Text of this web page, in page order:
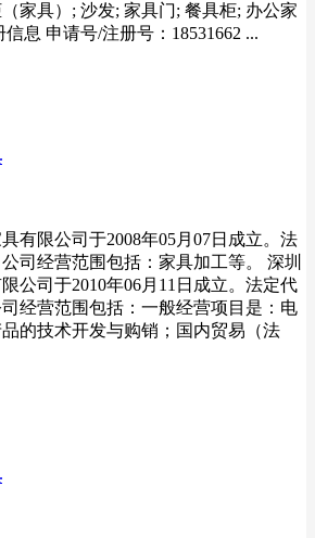
家具）; 沙发; 家具门; 餐具柜; 办公家
息 申请号/注册号：18531662 ...
有限公司于2008年05月07日成立。法
司经营范围包括：家具加工等。 深圳
公司于2010年06月11日成立。法定代
经营范围包括：一般经营项目是：电
的技术开发与购销；国内贸易（法